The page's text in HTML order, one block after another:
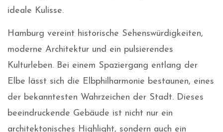
ideale Kulisse.
Hamburg vereint historische Sehenswürdigkeiten,
moderne Architektur und ein pulsierendes
Kulturleben. Bei einem Spaziergang entlang der
Elbe lässt sich die Elbphilharmonie bestaunen, eines
der bekanntesten Wahrzeichen der Stadt. Dieses
beeindruckende Gebäude ist nicht nur ein
architektonisches Highlight, sondern auch ein